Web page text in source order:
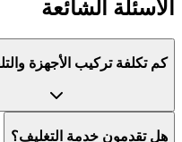
الأسئلة الشائعة
كم تكلفة تركيب الأجهزة
هل تقدمون خدمة التغليف؟